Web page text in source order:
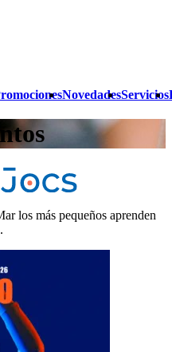
NovedadesServicios
los más pequeños aprenden